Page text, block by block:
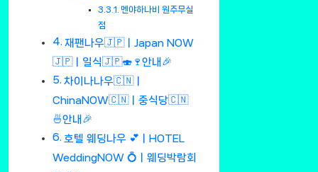
멘야하나비 원주무실
점
재팬나우🇯🇵ㅣJapan NOW
🇯🇵ㅣ일식🇯🇵🍣🍷안내🎉
차이나나우🇨🇳ㅣ
ChinaNOW🇨🇳ㅣ중식당🇨🇳
🍜안내🎉
호텔 웨딩나우 💕ㅣHOTEL
WeddingNOW 💍ㅣ웨딩박람회